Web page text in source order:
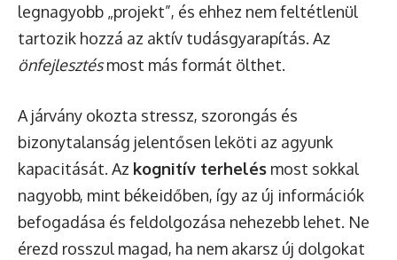
legnagyobb „projekt”, és ehhez nem feltétlenül
tartozik hozzá az aktív tudásgyarapítás. Az
önfejlesztésmost más formát ölthet.
A járvány okozta stressz, szorongás és
bizonytalanság jelentősen leköti az agyunk
kapacitását. Az kognitív terhelés most sokkal
nagyobb, mint békeidőben, így az új információk
befogadása és feldolgozása nehezebb lehet. Ne
érezd rosszul magad, ha nem akarsz új dolgokat